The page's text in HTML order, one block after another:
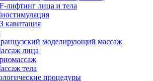
лифтинг лица и тела
кавитация
моделирующий массаж
лица
тела
процедуры